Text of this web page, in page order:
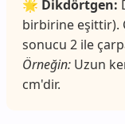
🌟 Dikdörtgen:
birbirine eşittir).
sonucu 2 ile
Örneğin:Uzun
cm'dir.